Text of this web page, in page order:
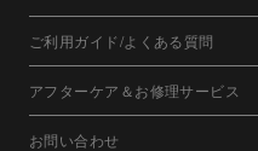
ご利用ガイド/よくある質問
アフターケア＆お修理サービス
お問い合わせ